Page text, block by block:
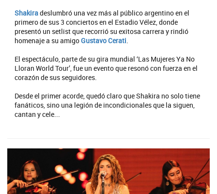
Shakiradeslumbró una vez más al público argentino en el
primero de sus 3 conciertos en el Estadio Vélez, donde
presentó un setlist que recorrió su exitosa carrera y rindió
homenaje a su amigoGustavo Cerati.
El espectáculo, parte de su gira mundial ‘Las Mujeres Ya No
Lloran World Tour’, fue un evento que resonó con fuerza en el
corazón de sus seguidores.
Desde el primer acorde, quedó claro que Shakira no solo tiene
fanáticos, sino una legión de incondicionales que la siguen,
cantan y cele...